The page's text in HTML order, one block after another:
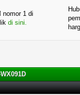
nomor 1 di
di sini.